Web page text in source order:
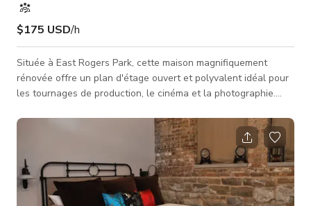
$175 USD/h
Située à East Rogers Park, cette maison magnifiquement
rénovée offre un plan d'étage ouvert et polyvalent idéal pour
les tournages de production, le cinéma et la photographie.
banlieues voisines comme Evanston et Wilmette, elle est
idéalement située pour votre équipe.